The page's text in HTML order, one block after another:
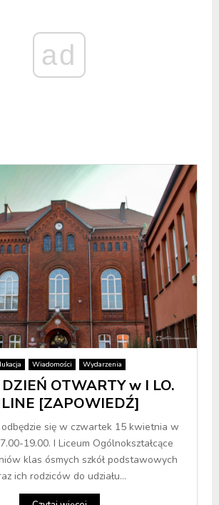
ad
Wiadomości Wydarzenia
OTWARTY w I LO.
[ZAPOWIEDŹ]
się w czwartek 15 kwietnia w
19.00. I Liceum Ogólnokształcące
klas ósmych szkół podstawowych
ich rodziców do udziału...